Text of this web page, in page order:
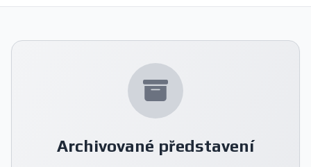
Archivované představení